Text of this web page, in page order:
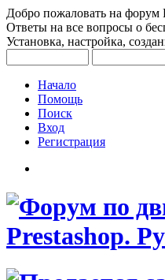
Добро пожаловать на форум
Ответы на все вопросы о
Установка, настройка,
Начало
Помощь
Поиск
Вход
Регистрация